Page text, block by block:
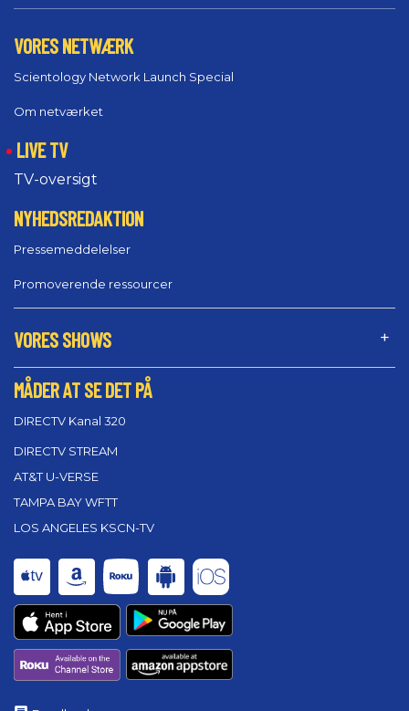
VORES NETWÆRK
Scientology Network Launch Special
Om netværket
LIVE TV
TV-oversigt
NYHEDSREDAKTION
Pressemeddelelser
Promoverende ressourcer
VORES SHOWS
MÅDER AT SE DET PÅ
DIRECTV Kanal 320
DIRECTV STREAM
AT&T U-VERSE
TAMPA BAY WFTT
LOS ANGELES KSCN-TV